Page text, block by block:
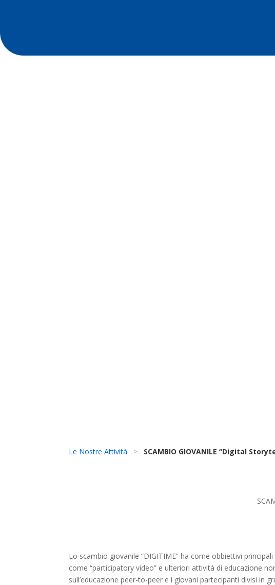
Le Nostre Attività > SCAMBIO GIOVANILE “Digital
Lo scambio giovanile “DIGITIME” ha come obbiettivi
come “participatory video” e ulteriori attività di educazione
sull’educazione peer-to-peer e i giovani partecipanti divisi in